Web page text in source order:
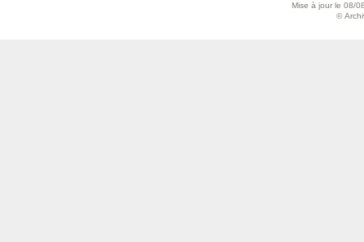
Mise à jour le 08/
©